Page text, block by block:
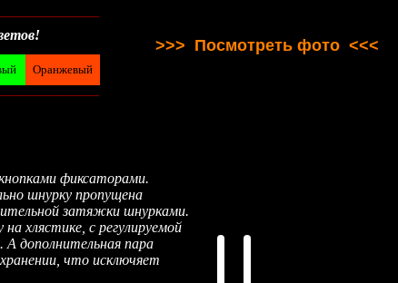
>>> Посмотреть фото <<<
Оранжевый
фиксаторами.
шнурку пропущена
затяжки шнурками.
хлястике, с регулируемой
А дополнительная пара
что исключяет